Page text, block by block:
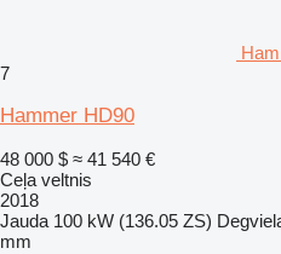
7
Hammer HD90
48 000 $ ≈ 41 540 €
Ceļa veltnis
2018
Jauda 100 kW (136.05 ZS)
mm